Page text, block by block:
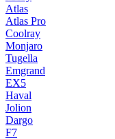
Atlas
Atlas Pro
Coolray
Monjaro
Tugella
Emgrand
EX5
Haval
Jolion
Dargo
F7